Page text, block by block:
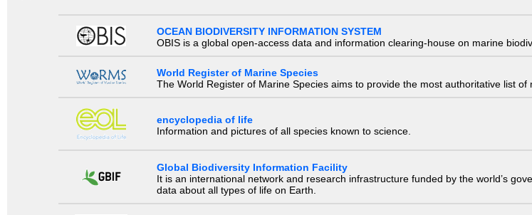
OCEAN BIODIVERSITY INFORMATION SYSTEM
OBIS is a global open-access data and information clearing-house on marine
World Register of Marine Species
The World Register of Marine Species aims to provide the most authoritative list of
encyclopedia of life
Information and pictures of all species known to science.
Global Biodiversity Information Facility
It is an international network and research infrastructure funded by the world’s
data about all types of life on Earth.